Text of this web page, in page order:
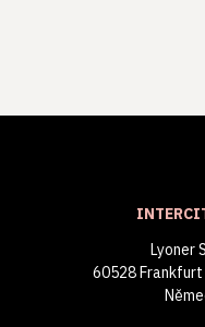
Lyoner
60528 Frankfurt